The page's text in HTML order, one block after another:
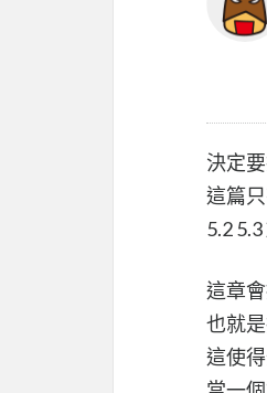
決定
這篇只
5.2
這章
也就
這使